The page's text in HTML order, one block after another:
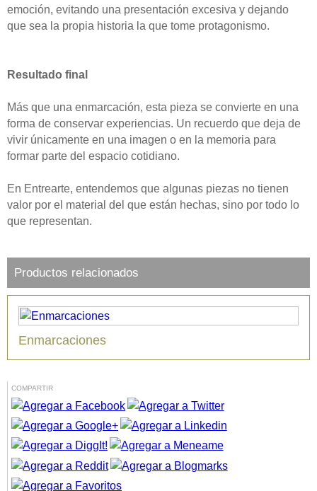
emoción, evitando una presentación excesiva y dejando
que sea la propia historia la que tome protagonismo.
Resultado final
Más que una enmarcación, esta pieza se convierte en una
forma de conservar experiencias. Un recuerdo que deja de
vivir únicamente en una imagen o en la memoria para
formar parte del espacio cotidiano.
En Entrearte, entendemos que algunas piezas no tienen
valor por el material del que están hechas, sino por todo lo
que representan.
Productos relacionados
Enmarcaciones
COMPARTIR